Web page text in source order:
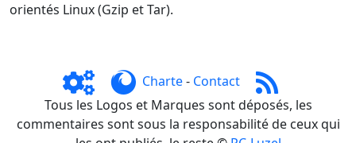
orientés Linux (Gzip et Tar).
Charte- Contact
Tous les Logos et Marques sont déposés, les
commentaires sont sous la responsabilité de ceux qui